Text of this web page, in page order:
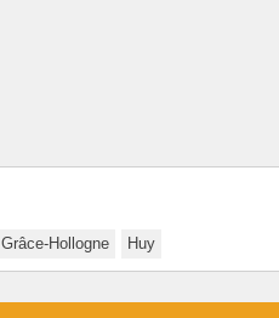
Grâce-Hollogne Huy